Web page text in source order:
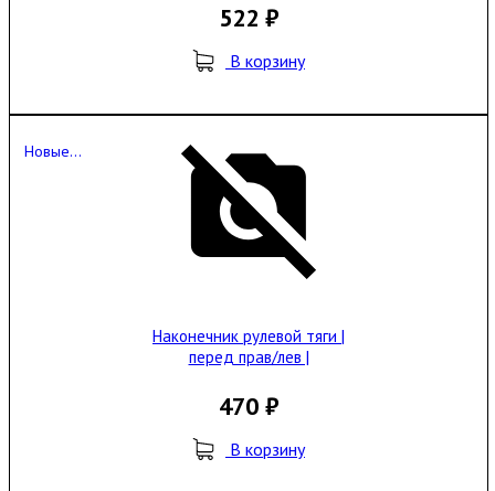
522 ₽
В корзину
Новые...
Наконечник рулевой тяги |
перед прав/лев |
470 ₽
В корзину